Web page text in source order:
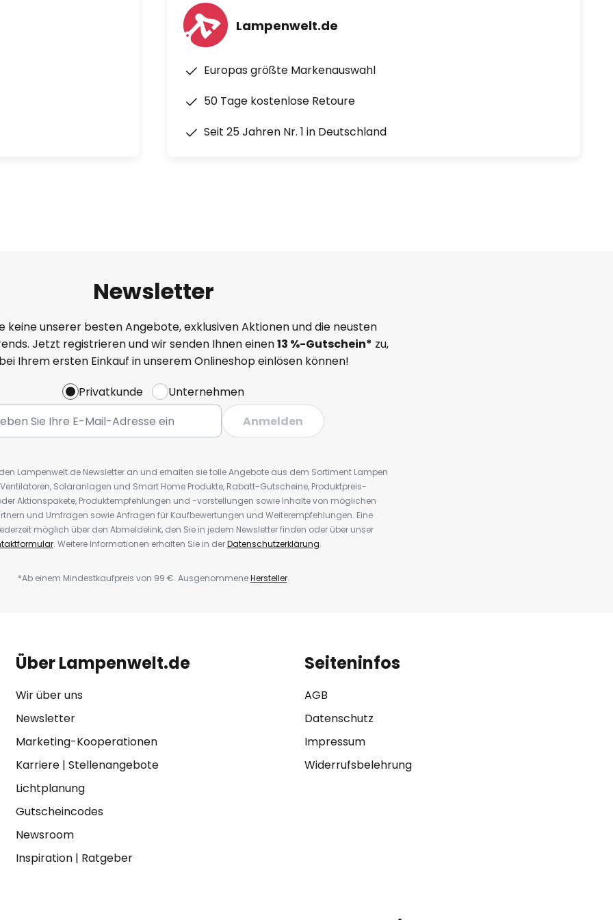
Lampenwelt.de
Europas größte Markenauswahl
50 Tage kostenlose Retoure
Seit 25 Jahren Nr. 1 in Deutschland
Newsletter
keine unserer besten Angebote, exklusiven Aktionen und die neusten
Jetzt registrieren und wir senden Ihnen einen13 %-Gutschein* zu,
Ihrem ersten Einkauf in unserem Onlineshop einlösen können!
Privatkunde
Unternehmen
Anmelden
Lampenwelt.de Newsletter an und erhalten sie tolle Angebote aus dem Sortiment Lampen
Solaranlagen und Smart Home Produkte, Rabatt-Gutscheine, Produktpreis-
Aktionspakete, Produktempfehlungen und -vorstellungen sowie Inhalte von möglichen
und Umfragen sowie Anfragen für Kaufbewertungen und Weiterempfehlungen. Eine
möglich über den Abmeldelink, den Sie in jedem Newsletter finden oder über unser
. Weitere Informationen erhalten Sie in derDatenschutzerklärung.
*Ab einem Mindestkaufpreis von 99 €. AusgenommeneHersteller.
Über Lampenwelt.de
Wir über uns
Newsletter
Marketing-Kooperationen
Karriere| Stellenangebote
Lichtplanung
Gutscheincodes
Newsroom
Inspiration| Ratgeber
Seiteninfos
AGB
Datenschutz
Impressum
Widerrufsbelehrung